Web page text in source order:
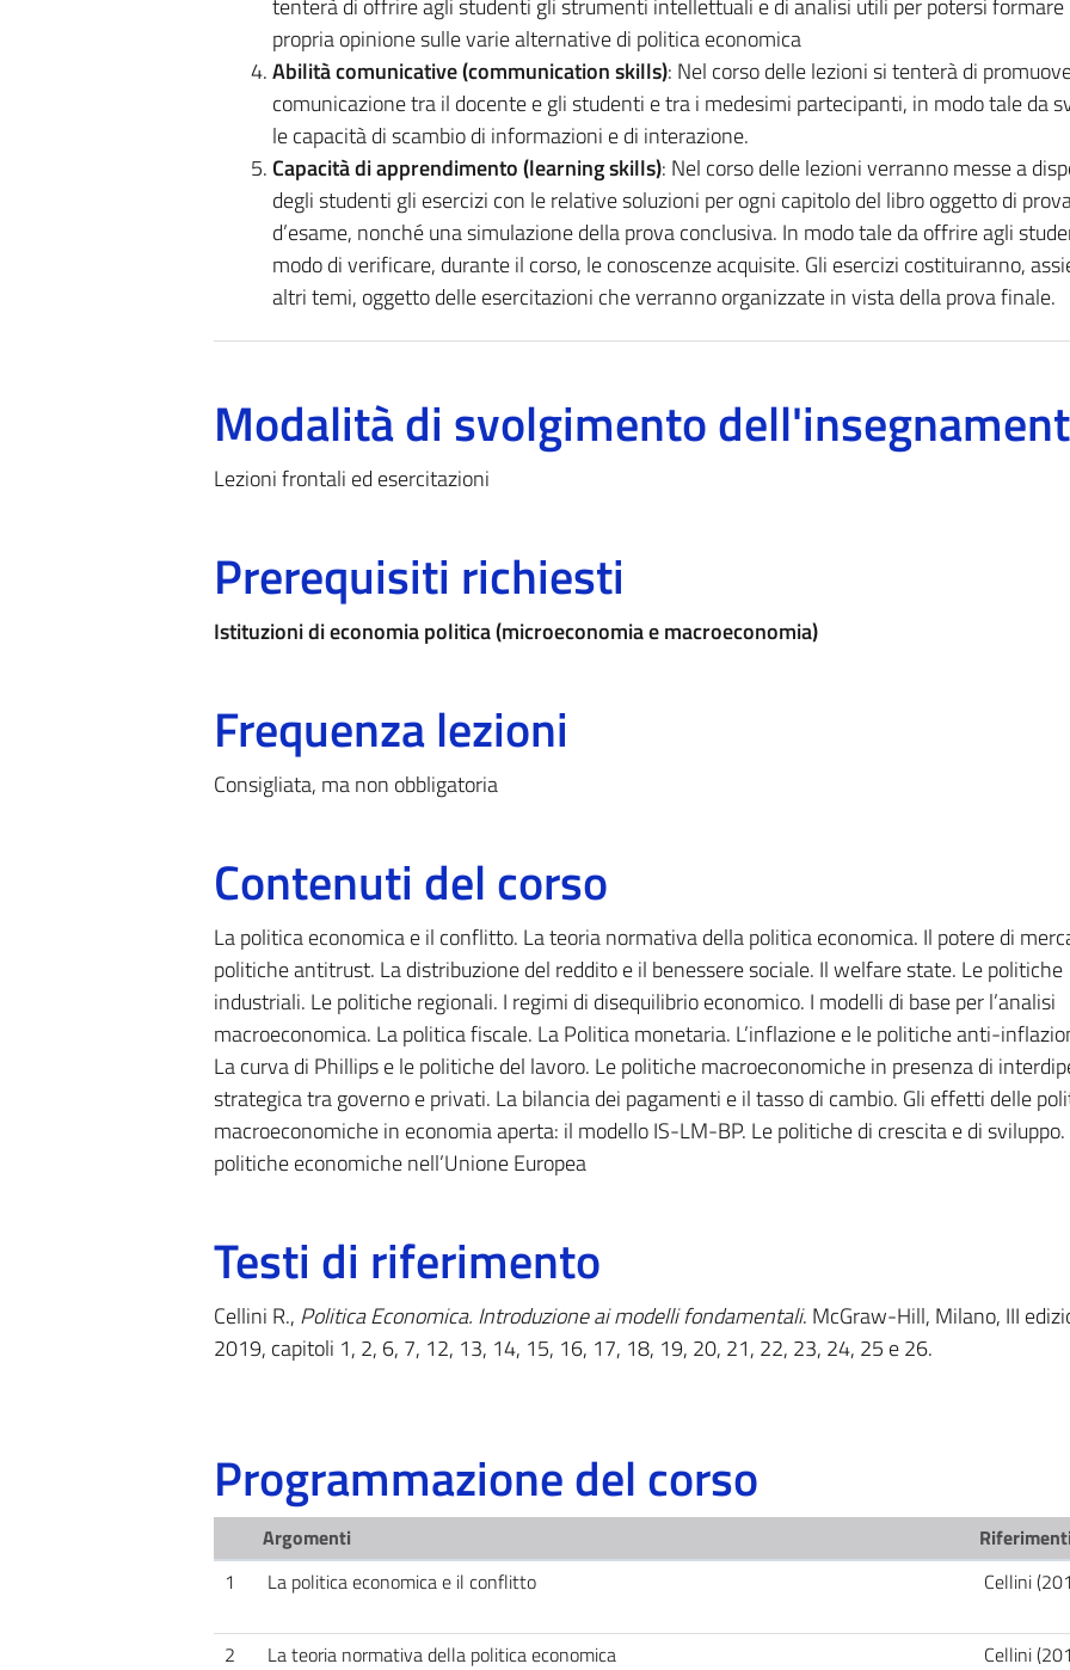
tenterà di offrire agli studenti gli strumenti intellettuali e di analisi utili per potersi formare
propria opinione sulle varie alternative di politica economica
Abilità comunicative (communication skills): Nel corso delle lezioni si tenterà di
comunicazione tra il docente e gli studenti e tra i medesimi partecipanti, in modo tale da
le capacità di scambio di informazioni e di interazione.
Capacità di apprendimento (learning skills): Nel corso delle lezioni verranno messe a
degli studenti gli esercizi con le relative soluzioni per ogni capitolo del libro oggetto di
d’esame, nonché una simulazione della prova conclusiva. In modo tale da offrire agli
modo di verificare, durante il corso, le conoscenze acquisite. Gli esercizi costituiranno,
altri temi, oggetto delle esercitazioni che verranno organizzate in vista della prova finale.
Modalità di svolgimento
Lezioni frontali ed esercitazioni
Prerequisiti richiesti
Istituzioni di economia politica (microeconomia e macroeconomia)
Frequenza lezioni
Consigliata, ma non obbligatoria
Contenuti del corso
La politica economica e il conflitto. La teoria normativa della politica economica. Il potere di
politiche antitrust. La distribuzione del reddito e il benessere sociale. Il welfare state. Le politiche
industriali. Le politiche regionali. I regimi di disequilibrio economico. I modelli di base per l’analisi
macroeconomica. La politica fiscale. La Politica monetaria. L’inflazione e le politiche anti-
La curva di Phillips e le politiche del lavoro. Le politiche macroeconomiche in presenza di
strategica tra governo e privati. La bilancia dei pagamenti e il tasso di cambio. Gli effetti delle
macroeconomiche in economia aperta: il modello IS-LM-BP. Le politiche di crescita e di sviluppo.
politiche economiche nell’Unione Europea
Testi di riferimento
Cellini R., Politica Economica. Introduzione ai modelli fondamentali. McGraw-Hill, Milano, III
2019, capitoli 1, 2, 6, 7, 12, 13, 14, 15, 16, 17, 18, 19, 20, 21, 22, 23, 24, 25 e 26.
Programmazione del corso
Argomenti
1
La politica economica e il conflitto Cellini
2 La teoria normativa della politica economica
Cellini